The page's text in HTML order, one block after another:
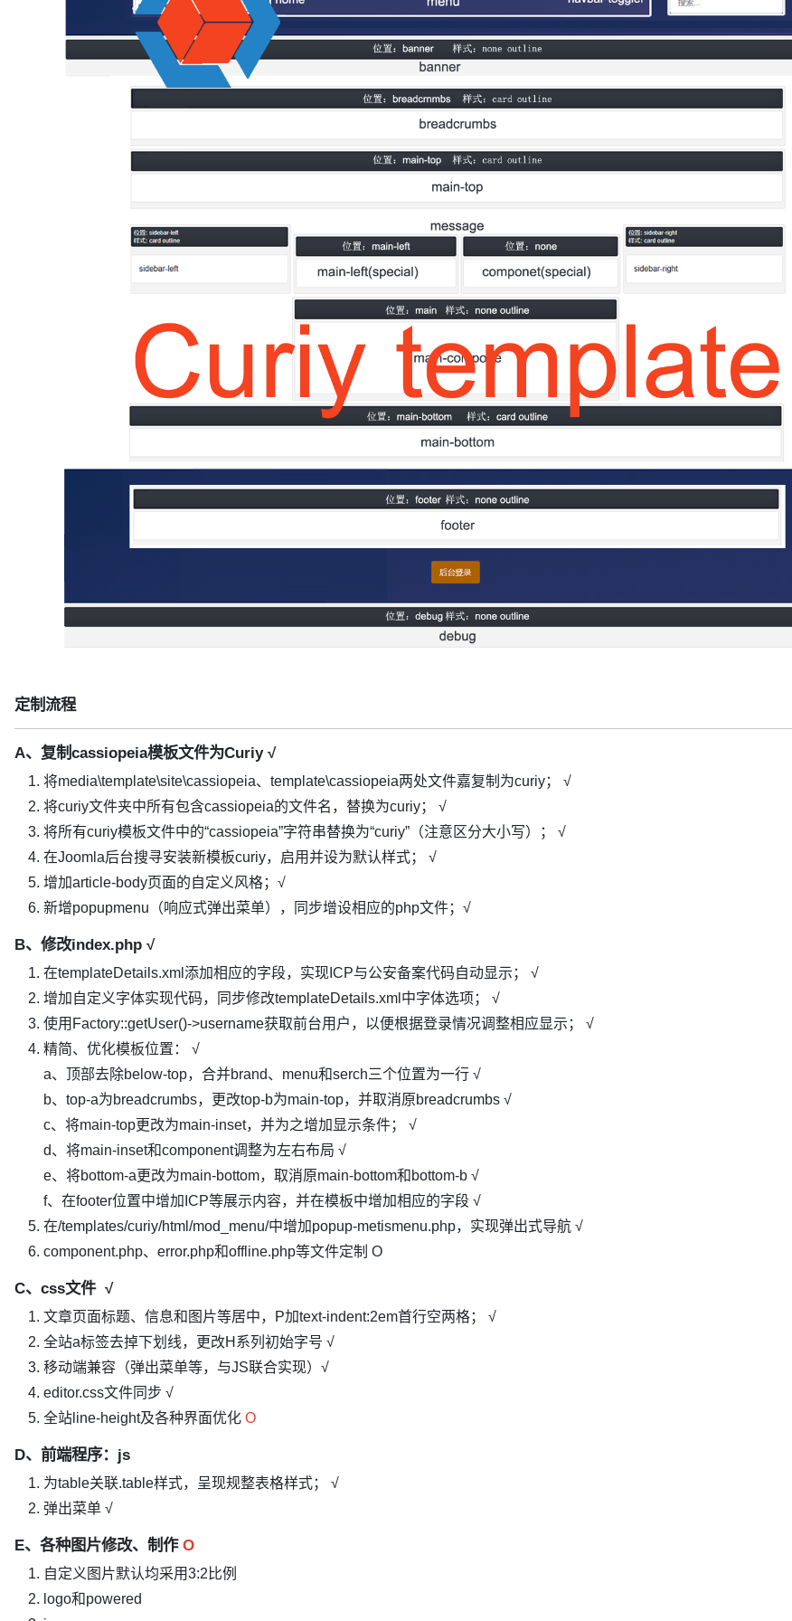
定制流程
A、复制cassiopeia模板文件为Curiy √
将media\template\site\cassiopeia、template\cassiopeia两处文件嘉复制为curiy； √
将curiy文件夹中所有包含cassiopeia的文件名，替换为curiy； √
将所有curiy模板文件中的“cassiopeia”字符串替换为“curiy”（注意区分大小写）； √
在Joomla后台搜寻安装新模板curiy，启用并设为默认样式； √
增加article-body页面的自定义风格；√
新增popupmenu（响应式弹出菜单），同步增设相应的php文件；√
B、修改index.php √
在templateDetails.xml添加相应的字段，实现ICP与公安备案代码自动显示； √
增加自定义字体实现代码，同步修改templateDetails.xml中字体选项； √
使用Factory::getUser()->username获取前台用户，以便根据登录情况调整相应显示； √
精简、优化模板位置： √
a、顶部去除below-top，合并brand、menu和serch三个位置为一行 √
b、top-a为breadcrumbs，更改top-b为main-top，并取消原breadcrumbs √
c、将main-top更改为main-inset，并为之增加显示条件； √
d、将main-inset和component调整为左右布局 √
e、将bottom-a更改为main-bottom，取消原main-bottom和bottom-b √
f、在footer位置中增加ICP等展示内容，并在模板中增加相应的字段 √
在/templates/curiy/html/mod_menu/中增加popup-metismenu.php，实现弹出式导航 √
component.php、error.php和offline.php等文件定制 O
C、css文件 √
文章页面标题、信息和图片等居中，P加text-indent:2em首行空两格； √
全站a标签去掉下划线，更改H系列初始字号 √
移动端兼容（弹出菜单等，与JS联合实现）√
editor.css文件同步 √
全站line-height及各种界面优化 O
D、前端程序：js
为table关联.table样式，呈现规整表格样式； √
弹出菜单 √
E、各种图片修改、制作O
自定义图片默认均采用3:2比例
logo和powered